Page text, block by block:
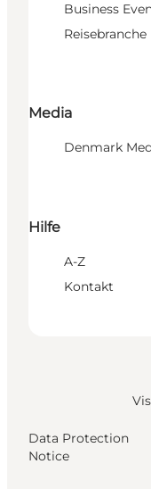
Business
Reisebranche
Media
Denmark
Hilfe
A-Z
Kontakt
Data Protection
Notice